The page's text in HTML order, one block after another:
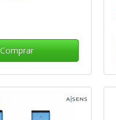
Comprar